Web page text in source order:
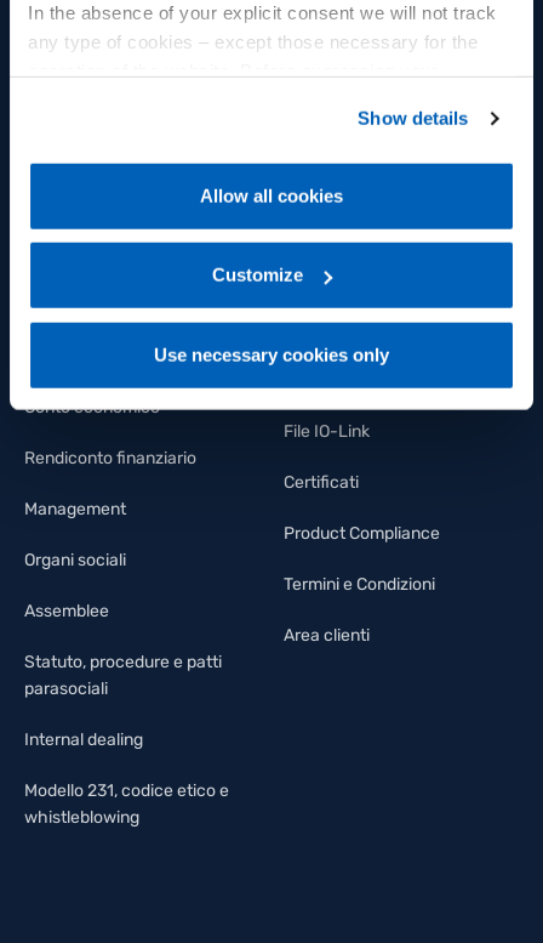
In the absence of your explicit consent we will not track
any type of cookies – except those necessary for the
Gefran - Cookie
policy.
regarding processing of personal data, at the following
Gefran - Privacy Policy.
Show details
Allow all cookies
Customize
Use necessary cookies only
Principali dati consolidati
Situazione patrimoniale e
Conto economico
Rendiconto finanziario
Management
Organi sociali
Assemblee
Statuto, procedure e patti
parasociali
Internal dealing
Modello 231, codice etico e
whistleblowing
SUPPORTO
Supporto tecnico
Servizi di riparazione – RMA
Distributori
File IO-Link
Certificati
Product Compliance
Termini e Condizioni
Area clienti